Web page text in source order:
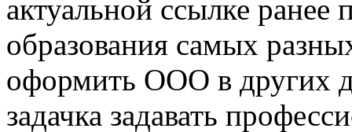
актуальной ссылке ранее
образования самых
оформить ООО в других
задачка задавать